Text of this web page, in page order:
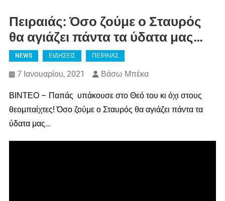
Πειραιάς: Όσο ζούμε ο Σταυρός
θα αγιάζει πάντα τα ύδατα μας…
NEWS ΕΙΔΗΣΕΙΣ ΠΕΙΡΑΙΑΣ
7 Ιανουαρίου, 2021 Βάσω Μπέκα
ΒΙΝΤΕΟ – Παπάς υπάκουσε στο Θεό του κι όχι στους
θεομπαίχτες! Όσο ζούμε ο Σταυρός θα αγιάζει πάντα τα
ύδατα μας…